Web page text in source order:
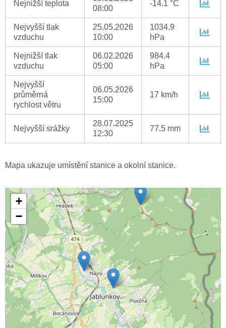
Nejnižší teplota
08:00
-14.1 °C
Nejvyšší tlak
vzduchu
25.05.2026
10:00
1034.9
hPa
Nejnižší tlak
vzduchu
06.02.2026
05:00
984.4
hPa
Nejvyšší
průměrná
rychlost větru
06.05.2026
15:00
17 km/h
Nejvyšší srážky
28.07.2025
12:30
77.5 mm
Mapa ukazuje umístění stanice a okolní stanice.
+
−